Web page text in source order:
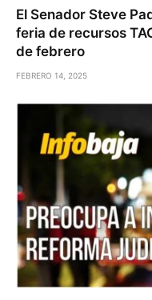
El Senador Steve
feria de recursos
de febrero
FEBRERO 14, 2025